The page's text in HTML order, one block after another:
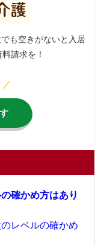
も空きがないと入居
請求を！
／
確かめ方はあり
レベルの確かめ